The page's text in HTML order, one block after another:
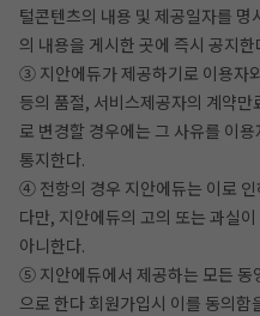
털콘텐츠의 내용 및 제공일자를
의 내용을 게시한 곳에 즉시 공지한
③ 지안에듀가 제공하기로 이용자
등의 품절, 서비스제공자의 계약
로 변경할 경우에는 그 사유를 이
통지한다.
④ 전항의 경우 지안에듀는 이로
다만, 지안에듀의 고의 또는 과실
아니한다.
⑤ 지안에듀에서 제공하는 모든 동
으로 한다 회원가입시 이를 동의